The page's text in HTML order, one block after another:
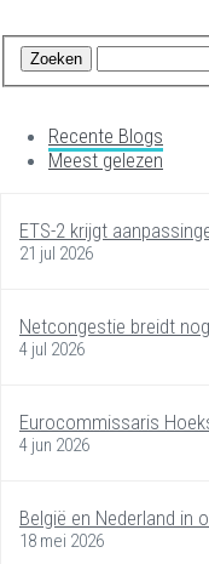
Recente Blogs
Meest gelezen
ETS-2 krijgt
21 jul 2026
Netcongestie breidt
4 jul 2026
Eurocommissaris
4 jun 2026
België en Nederland in
18 mei 2026